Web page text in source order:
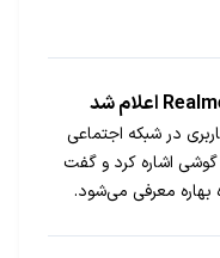
در شبکه اجتماعی
اشاره کرد و گفت
بهاره معرفی می‌شود.